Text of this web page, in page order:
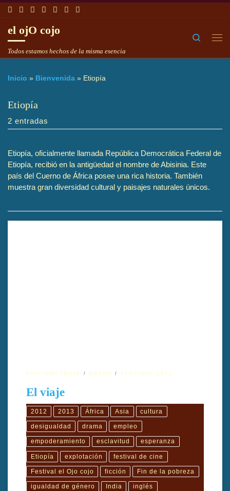
Saltar al contenido
el ojO cojo
Todos estamos hechos de la misma esencia
Search
Inicio » Bienvenida » Etiopía
Etiopía
2 entradas
Etiopía, oficialmente llamada República Democrática Federal de
Etiopía, recibió en la antigüedad el nombre de Abisinia. Este
país del Cuerno de África posee una rica historia. También
muestra gran diversidad cultural y paisajes naturales únicos.
CORTOMETRAJE DRAMA FESTIVAL 2013
El viaje
2012 2013 África Asia cultura
desigualdad drama empleo
empoderamiento esclavitud esperanza
Etiopía explotación festival de cine
Festival el Ojo cojo ficción Fin de la pobreza
igualdad de género India inglés